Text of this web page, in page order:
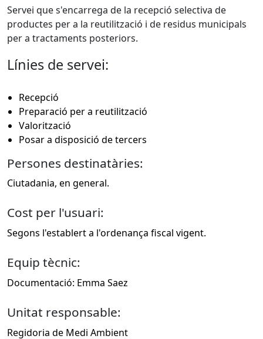
Servei que s'encarrega de la recepció selectiva de
productes per a la reutilització i de residus municipals
per a tractaments posteriors.
Línies de servei:
Recepció
Preparació per a reutilització
Valorització
Posar a disposició de tercers
Persones destinatàries:
Ciutadania, en general.
Cost per l'usuari:
Segons l'establert a l'ordenança fiscal vigent.
Equip tècnic:
Documentació: Emma Saez
Unitat responsable:
Regidoria de Medi Ambient